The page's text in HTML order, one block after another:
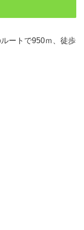
ートで950ｍ、徒歩